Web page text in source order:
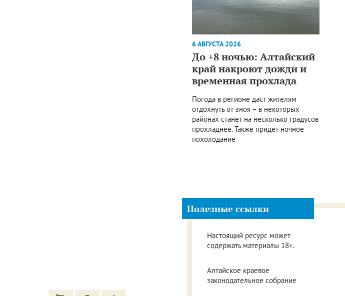
6 АВГУСТА 2026
До +8 ночью: Алтайский
край накроют дожди и
временная прохлада
Погода в регионе даст жителям
отдохнуть от зноя – в некоторых
районах станет на несколько градусов
прохладнее. Также придет ночное
похолодание
Полезные ссылки
Настоящий ресурс может
содержать материалы 18+.
Алтайское краевое
законодательное собрание